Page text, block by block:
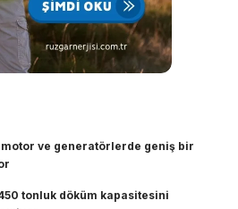
ve generatörlerde geniş bir
tonluk döküm kapasitesini